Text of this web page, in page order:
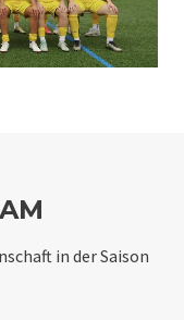
in der Saison